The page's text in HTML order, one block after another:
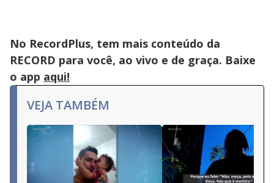
No RecordPlus, tem mais conteúdo da
RECORD para você, ao vivo e de graça. Baixe
o app aqui!
VEJA TAMBÉM